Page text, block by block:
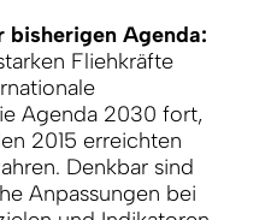
bisherigen Agenda:
Fliehkräfte
Agenda 2030 fort,
2015 erreichten
Denkbar sind
Anpassungen bei